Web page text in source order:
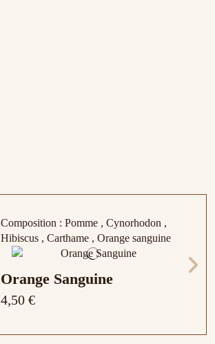
Composition : Pomme , Cynorhodon ,
Hibiscus , Carthame , Orange sanguine
Orange Sanguine
4,50 €